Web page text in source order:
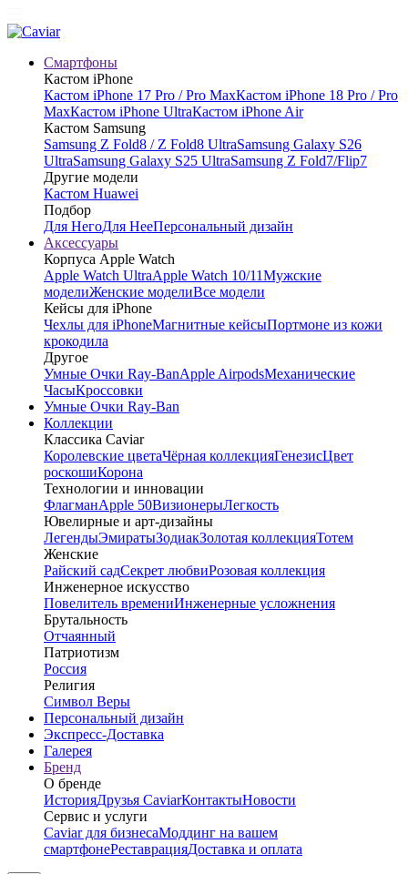
Смартфоны
Кастом iPhone
Кастом iPhone 17 Pro / Pro MaxКастом iPhone 18 Pro / Pro
MaxКастом iPhone UltraКастом iPhone Air
Кастом Samsung
Samsung Z Fold8 / Z Fold8 UltraSamsung Galaxy S26
UltraSamsung Galaxy S25 UltraSamsung Z Fold7/Flip7
Другие модели
Кастом Huawei
Подбор
Для НегоДля НееПерсональный дизайн
Аксессуары
Корпуса Apple Watch
Apple Watch UltraApple Watch 10/11Мужские
моделиЖенские моделиВсе модели
Кейсы для iPhone
Чехлы для iPhoneМагнитные кейсыПортмоне из кожи
крокодила
Другое
Умные Очки Ray-BanApple AirpodsМеханические
ЧасыКроссовки
Умные Очки Ray-Ban
Коллекции
Классика Caviar
Королевские цветаЧёрная коллекцияГенезисЦвет
роскошиКорона
Технологии и инновации
ФлагманApple 50ВизионерыЛегкость
Ювелирные и арт-дизайны
ЛегендыЭмиратыЗодиакЗолотая коллекцияТотем
Женские
Райский садСекрет любвиРозовая коллекция
Инженерное искусство
Повелитель времениИнженерные усложнения
Брутальность
Отчаянный
Патриотизм
Россия
Религия
Символ Веры
Персональный дизайн
Экспресс-Доставка
Галерея
Бренд
О бренде
ИсторияДрузья CaviarКонтактыНовости
Сервис и услуги
Caviar для бизнесаМоддинг на вашем
смартфонеРеставрацияДоставка и оплата